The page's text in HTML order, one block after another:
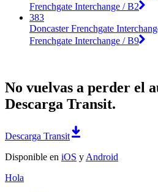
Frenchgate Interchange / B2
383
Doncaster Frenchgate
Frenchgate Interchange / B9
No vuelvas a perder el
Descarga Transit.
Descarga Transit
Disponible en iOS y Android
Hola